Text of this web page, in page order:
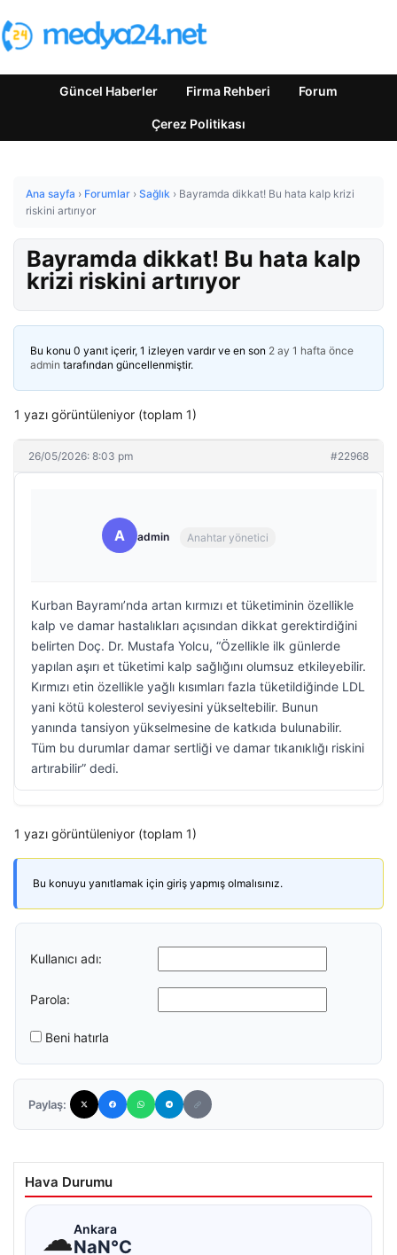
Güncel Haberler Firma Rehberi Forum
Çerez Politikası
Ana sayfa › Forumlar › Sağlık › Bayramda dikkat! Bu hata kalp krizi
riskini artırıyor
Bayramda dikkat! Bu hata kalp
krizi riskini artırıyor
Bu konu 0 yanıt içerir, 1 izleyen vardır ve en son 2 ay 1 hafta önce
admin tarafından güncellenmiştir.
1 yazı görüntüleniyor (toplam 1)
26/05/2026: 8:03 pm #22968
A admin Anahtar yönetici
Kurban Bayramı’nda artan kırmızı et tüketiminin özellikle
kalp ve damar hastalıkları açısından dikkat gerektirdiğini
belirten Doç. Dr. Mustafa Yolcu, “Özellikle ilk günlerde
yapılan aşırı et tüketimi kalp sağlığını olumsuz etkileyebilir.
Kırmızı etin özellikle yağlı kısımları fazla tüketildiğinde LDL
yani kötü kolesterol seviyesini yükseltebilir. Bunun
yanında tansiyon yükselmesine de katkıda bulunabilir.
Tüm bu durumlar damar sertliği ve damar tıkanıklığı riskini
artırabilir” dedi.
1 yazı görüntüleniyor (toplam 1)
Bu konuyu yanıtlamak için giriş yapmış olmalısınız.
Kullanıcı adı:
Parola:
Beni hatırla
Paylaş:
Hava Durumu
☁Ankara
NaN°C